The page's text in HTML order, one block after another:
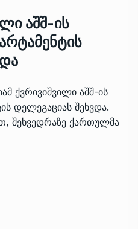
აშშ-ის
ქვრივიშვილი აშშ-ის
დელეგაციას შეხვდა.
შეხვედრაზე ქართულმა